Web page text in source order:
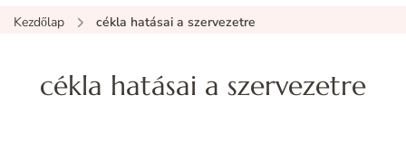
Kezdőlap cékla hatásai a szervezetre
cékla hatásai a szervezetre